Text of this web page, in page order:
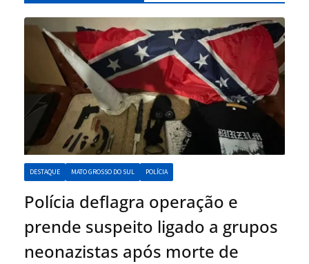
DESTAQUE MATO GROSSO DO SUL POLÍCIA
Polícia deflagra operação e
prende suspeito ligado a grupos
neonazistas após morte de